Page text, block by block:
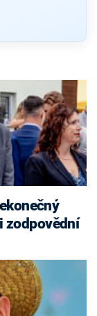
zodpovědní